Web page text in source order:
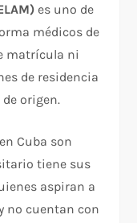
es uno de
médicos de
matrícula ni
de residencia
origen.
Cuba son
tiene sus
aspiran a
no cuentan con